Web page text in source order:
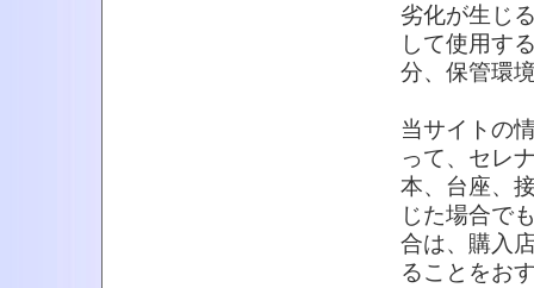
劣化が生じ
して使用す
分、保管環
当サイトの
って、セレ
本、台座、
じた場合で
合は、購入
ることをお